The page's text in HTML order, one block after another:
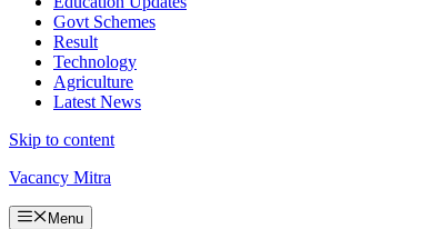
Govt Schemes
Result
Technology
Agriculture
Latest News
Skip to content
Vacancy Mitra
Menu